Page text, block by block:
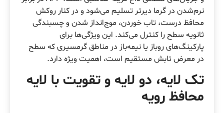
نرم‌شدن در گرما دیرتر تسلیم می‌شود و در کنار روکش
محافظ درست، تاب خوردن، موج‌انداز شدن و چسبندگی
ثانویه سطح را کنترل می‌کند. این ویژگی‌ها برای
پارکینگ‌های روباز یا نیمه‌باز در مناطق گرمسیری که سطح
در معرض تابش مستقیم است، اهمیت ویژه دارد.
تک لایه، دو لایه و تقویت با لایه
محافظ رویه